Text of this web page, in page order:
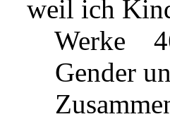
weil ich
Werke
Gender